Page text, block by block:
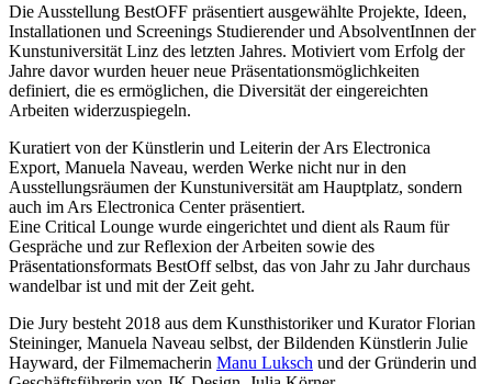
Die Ausstellung BestOFF präsentiert ausgewählte Projekte, Ideen,
Installationen und Screenings Studierender und AbsolventInnen der
Kunstuniversität Linz des letzten Jahres. Motiviert vom Erfolg der
Jahre davor wurden heuer neue Präsentationsmöglichkeiten
definiert, die es ermöglichen, die Diversität der eingereichten
Arbeiten widerzuspiegeln.
Kuratiert von der Künstlerin und Leiterin der Ars Electronica
Export, Manuela Naveau, werden Werke nicht nur in den
Ausstellungsräumen der Kunstuniversität am Hauptplatz, sondern
auch im Ars Electronica Center präsentiert.
Eine Critical Lounge wurde eingerichtet und dient als Raum für
Gespräche und zur Reflexion der Arbeiten sowie des
Präsentationsformats BestOff selbst, das von Jahr zu Jahr durchaus
wandelbar ist und mit der Zeit geht.
Die Jury besteht 2018 aus dem Kunsthistoriker und Kurator Florian
Steininger, Manuela Naveau selbst, der Bildenden Künstlerin Julie
Hayward, der Filmemacherin Manu Luksch und der Gründerin und